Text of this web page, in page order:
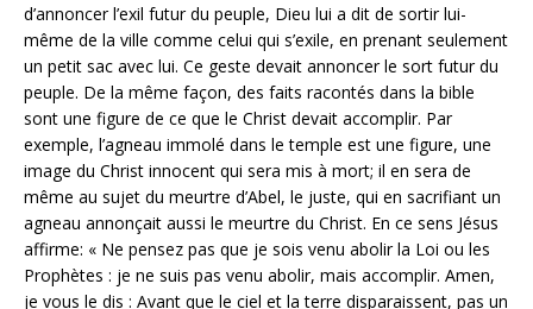
d’annoncer l’exil futur du peuple, Dieu lui a dit de sortir lui-
même de la ville comme celui qui s’exile, en prenant seulement
un petit sac avec lui. Ce geste devait annoncer le sort futur du
peuple. De la même façon, des faits racontés dans la bible
sont une figure de ce que le Christ devait accomplir. Par
exemple, l’agneau immolé dans le temple est une figure, une
image du Christ innocent qui sera mis à mort; il en sera de
même au sujet du meurtre d’Abel, le juste, qui en sacrifiant un
agneau annonçait aussi le meurtre du Christ. En ce sens Jésus
affirme: « Ne pensez pas que je sois venu abolir la Loi ou les
Prophètes : je ne suis pas venu abolir, mais accomplir. Amen,
je vous le dis : Avant que le ciel et la terre disparaissent, pas un